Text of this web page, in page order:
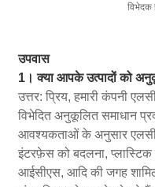
विभेदक
उपवास
1। क्या आपके उत्पादों को
उत्तर: प्रिय, हमारी कंपनी
विभेदित अनुकूलित समाधान
आवश्यकताओं के अनुसार
इंटरफ़ेस को बदलना,
आईसीएस, आदि की जगह